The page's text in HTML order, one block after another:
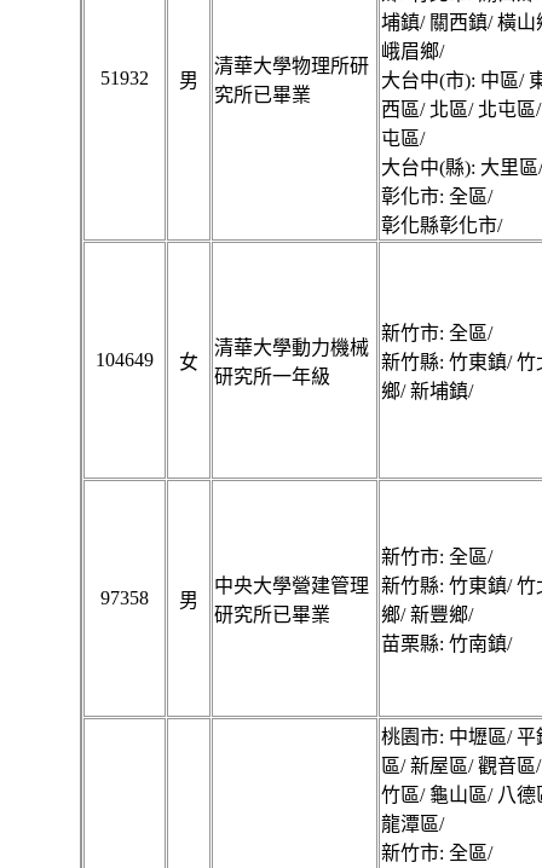
51932 男
清華大學物理所研
究所已畢業
埔鎮/ 關西鎮/ 橫山
峨眉鄉/
大台中(市): 中區/
西區/ 北區/ 北屯區
屯區/
大台中(縣): 大里區/
彰化市: 全區/
彰化縣彰化市/
104649 女
清華大學動力機械
研究所一年級
新竹市: 全區/
新竹縣: 竹東鎮/ 竹
鄉/ 新埔鎮/
97358 男
中央大學營建管理
研究所已畢業
新竹市: 全區/
新竹縣: 竹東鎮/ 竹
鄉/ 新豐鄉/
苗栗縣: 竹南鎮/
桃園市: 中壢區/ 平
區/ 新屋區/ 觀音區
竹區/ 龜山區/ 八德
龍潭區/
新竹市: 全區/